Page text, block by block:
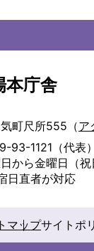
本庁舎
町尺所555（ア
93-1121（代表）
から金曜日（
日直者が対応
マップサイトポ